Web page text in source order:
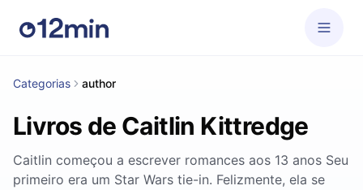
Categorias author
Livros de Caitlin Kittredge
Caitlin começou a escrever romances aos 13 anos Seu
primeiro era um Star Wars tie-in. Felizmente, ela se